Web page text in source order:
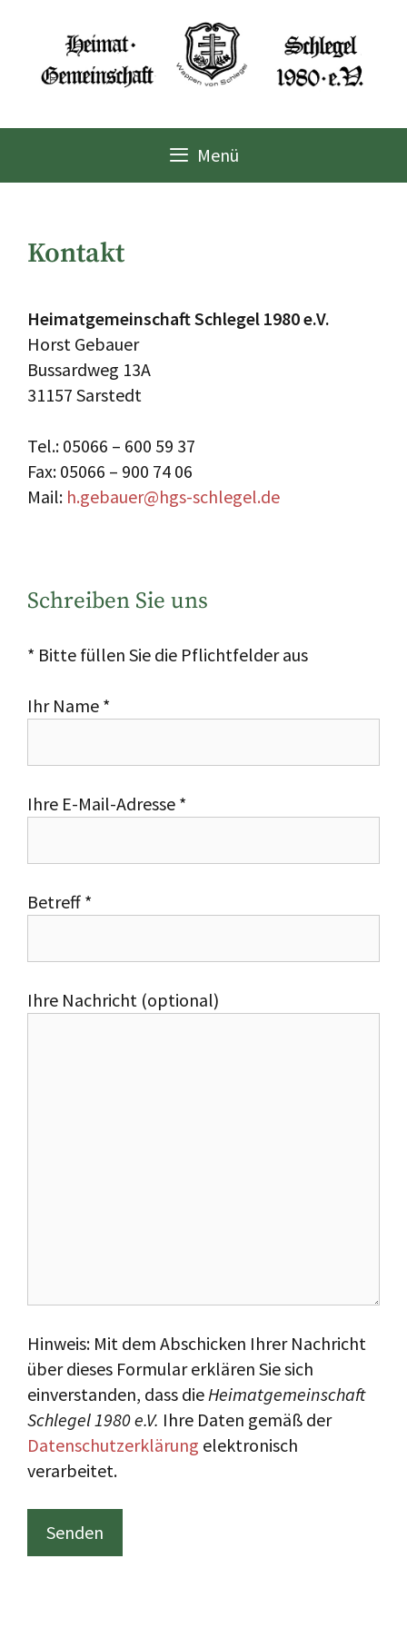
springen
Menü
Kontakt
Heimatgemeinschaft Schlegel 1980 e.V.
Horst Gebauer
Bussardweg 13A
31157 Sarstedt
Tel.: 05066 – 600 59 37
Fax: 05066 – 900 74 06
Mail: h.gebauer@hgs-schlegel.de
Schreiben Sie uns
* Bitte füllen Sie die Pflichtfelder aus
Ihr Name *
Ihre E-Mail-Adresse *
Bitte lassen Sie dieses Feld leer.
Betreff *
Bitte lassen Sie dieses Feld leer.
Ihre Nachricht (optional)
Hinweis: Mit dem Abschicken Ihrer Nachricht
über dieses Formular erklären Sie sich
einverstanden, dass die Heimatgemeinschaft
Schlegel 1980 e.V. Ihre Daten gemäß der
Datenschutzerklärung elektronisch
verarbeitet.